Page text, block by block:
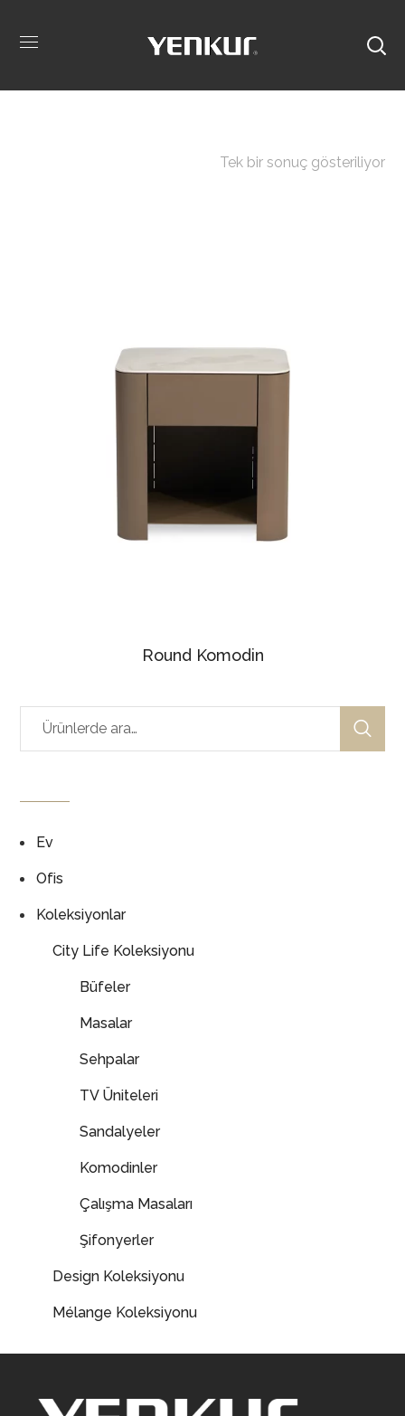
Tek bir sonuç gösteriliyor
Round Komodin
Ev
Ofis
Koleksiyonlar
City Life Koleksiyonu
Büfeler
Masalar
Sehpalar
TV Üniteleri
Sandalyeler
Komodinler
Çalışma Masaları
Şifonyerler
Design Koleksiyonu
Mélange Koleksiyonu